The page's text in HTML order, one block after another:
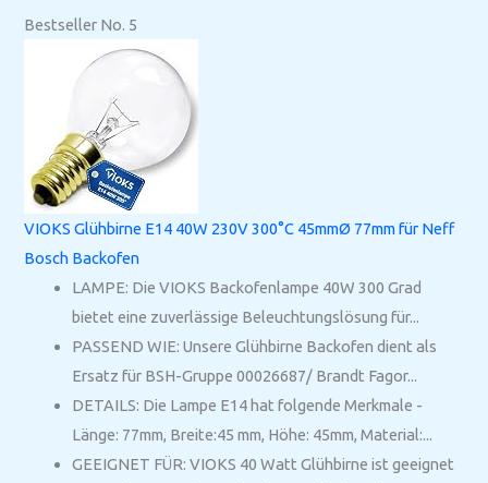
Bestseller No. 5
VIOKS Glühbirne E14 40W 230V 300°C 45mmØ 77mm für Neff
Bosch Backofen
LAMPE: Die VIOKS Backofenlampe 40W 300 Grad
bietet eine zuverlässige Beleuchtungslösung für...
PASSEND WIE: Unsere Glühbirne Backofen dient als
Ersatz für BSH-Gruppe 00026687/ Brandt Fagor...
DETAILS: Die Lampe E14 hat folgende Merkmale -
Länge: 77mm, Breite:45 mm, Höhe: 45mm, Material:...
GEEIGNET FÜR: VIOKS 40 Watt Glühbirne ist geeignet